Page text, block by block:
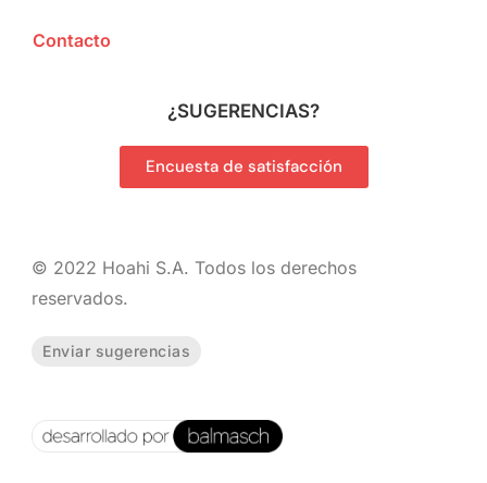
Contacto
¿SUGERENCIAS?
Encuesta de satisfacción
© 2022 Hoahi S.A. Todos los derechos
reservados.
Enviar sugerencias